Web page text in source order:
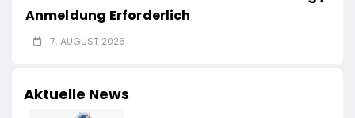
Anmeldung Erforderlich
7. AUGUST 2026
Aktuelle News